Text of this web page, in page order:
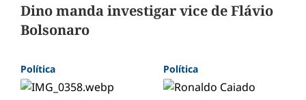
Dino manda investigar vice de Flávio
Bolsonaro
Política Política